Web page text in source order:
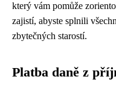
který vám pomůže
zajistí, abyste splnili
zbytečných starostí.
Platba daně z